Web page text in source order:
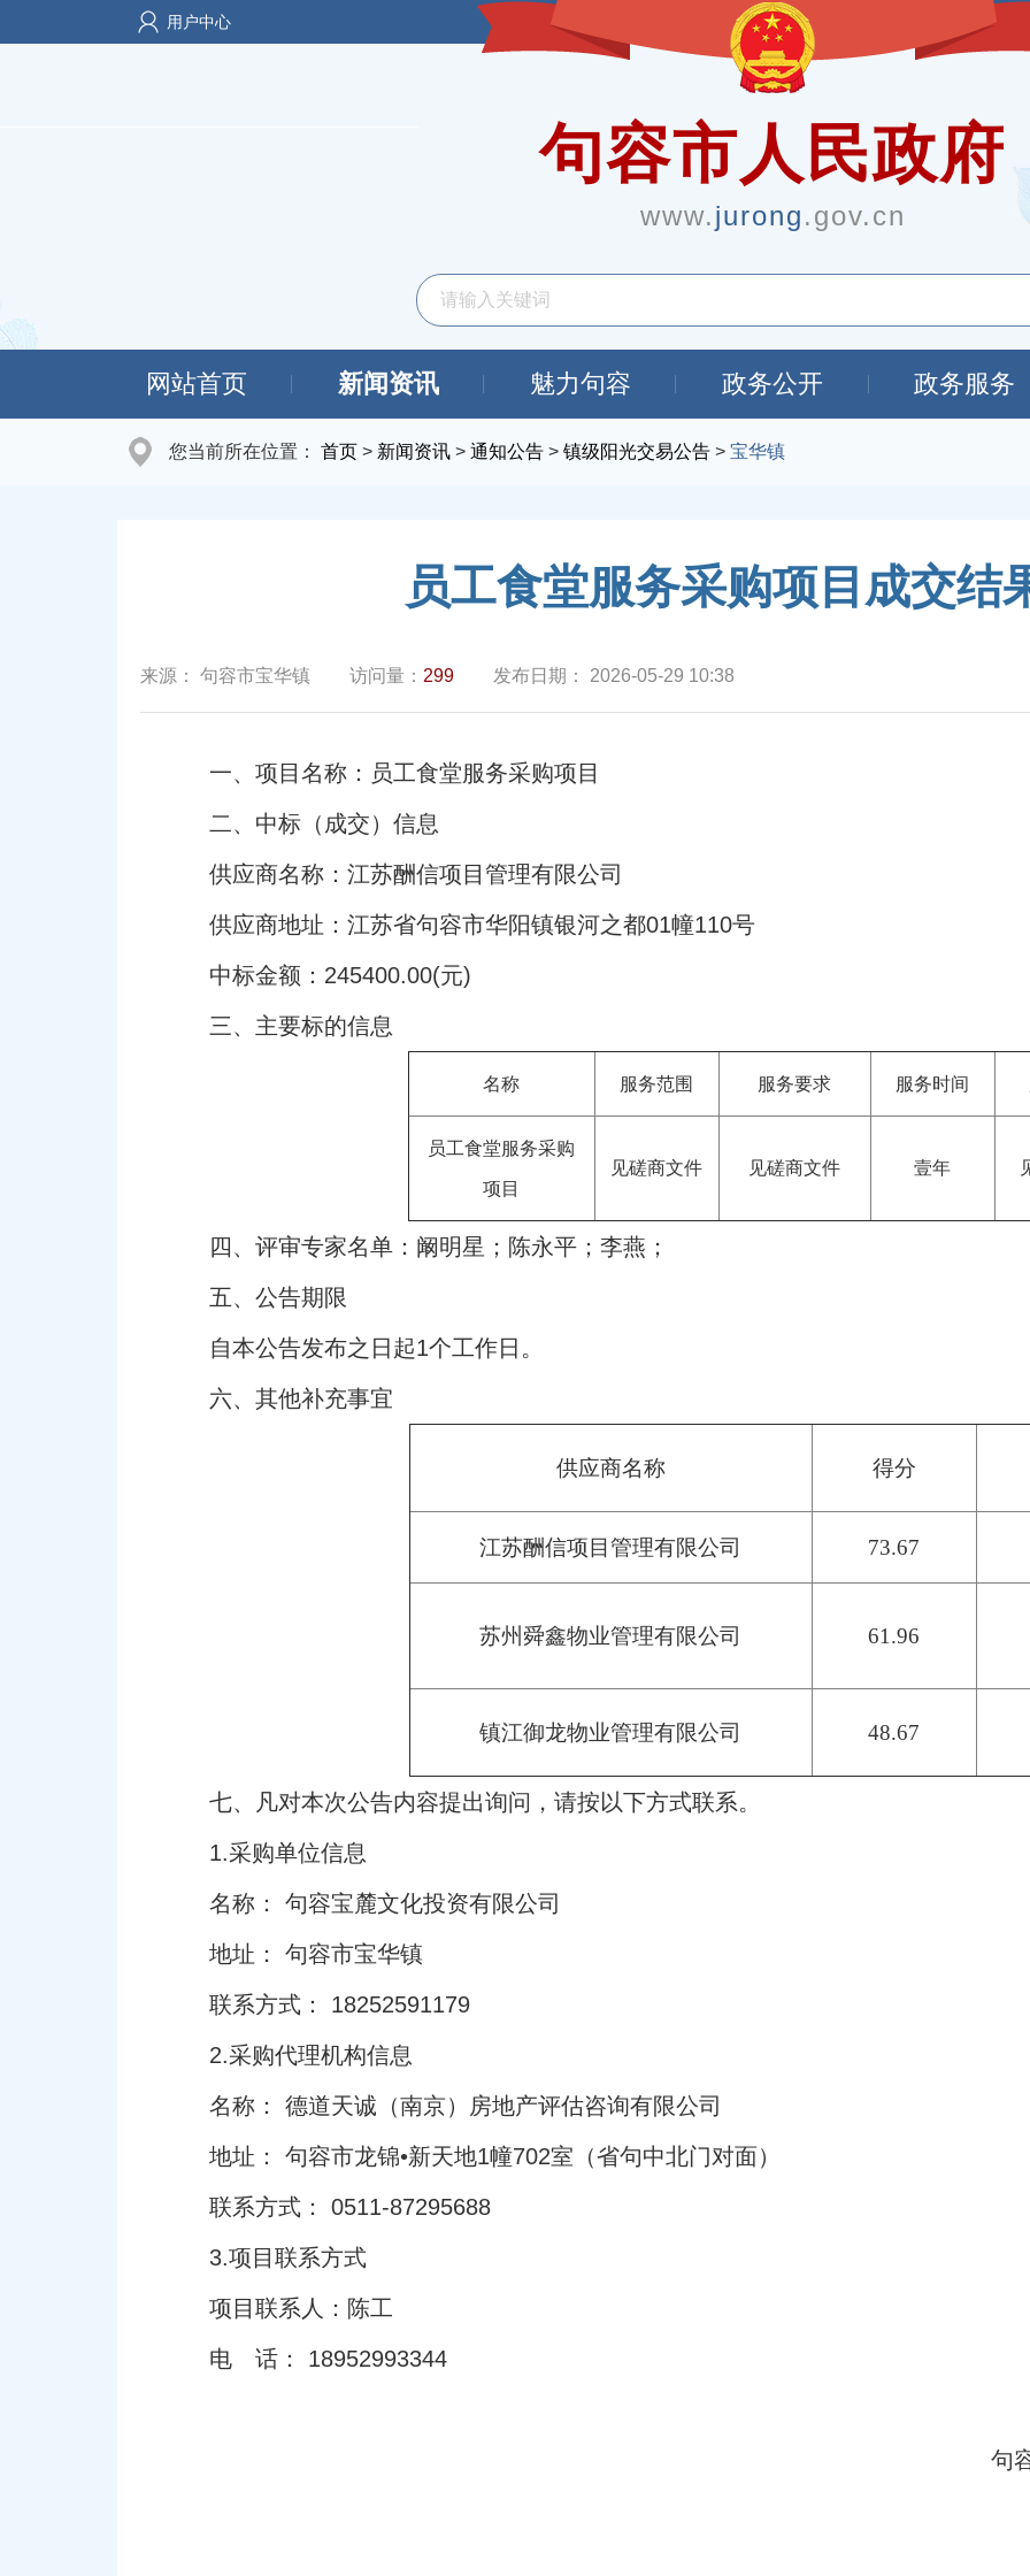
用户中心
句容市人民政府
www.jurong.gov.cn
网站首页 新闻资讯 魅力句容 政务公开 政务服务
您当前所在位置： 首页 > 新闻资讯 > 通知公告 > 镇级阳光交易公告 > 宝华镇
员工食堂服务采购项目成交结
来源： 句容市宝华镇 访问量： 299 发布日期： 2026-05-29 10:38
一、项目名称：员工食堂服务采购项目
二、中标（成交）信息
供应商名称：江苏酬信项目管理有限公司
供应商地址：江苏省句容市华阳镇银河之都01幢110号
中标金额：245400.00(元)
三、主要标的信息
名称 服务范围 服务要求 服务时间
员工食堂服务采购
项目
见磋商文件 见磋商文件 壹年
四、评审专家名单：阚明星；陈永平；李燕；
五、公告期限
自本公告发布之日起1个工作日。
六、其他补充事宜
供应商名称 得分
江苏酬信项目管理有限公司 73.67
苏州舜鑫物业管理有限公司 61.96
镇江御龙物业管理有限公司 48.67
七、凡对本次公告内容提出询问，请按以下方式联系。
1.采购单位信息
名称： 句容宝麓文化投资有限公司
地址： 句容市宝华镇
联系方式： 18252591179
2.采购代理机构信息
名称： 德道天诚（南京）房地产评估咨询有限公司
地址： 句容市龙锦•新天地1幢702室（省句中北门对面）
联系方式： 0511-87295688
3.项目联系方式
项目联系人：陈工
电 话： 18952993344
句容宝麓文化投资有